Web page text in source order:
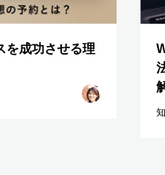
を成功させる理